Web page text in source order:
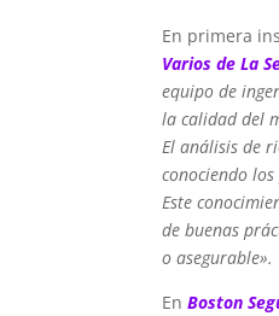
En primera
Varios de La
equipo de
la calidad del
El análisis de
conociendo
Este
de buenas
o asegurable».
EnBoston